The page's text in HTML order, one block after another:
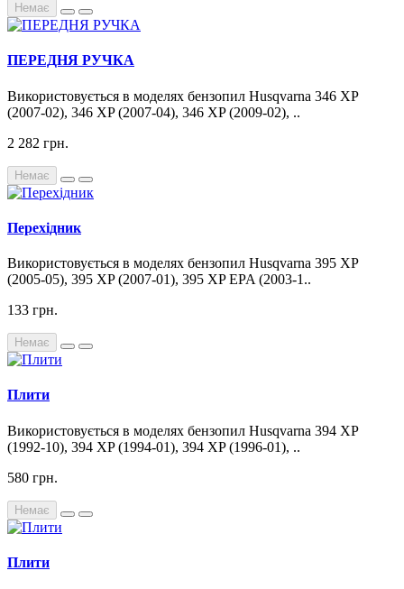
Немає
ПЕРЕДНЯ РУЧКА
Використовується в моделях бензопил Husqvarna 346 XP
(2007-02), 346 XP (2007-04), 346 XP (2009-02), ..
2 282 грн.
Немає
Перехідник
Використовується в моделях бензопил Husqvarna 395 XP
(2005-05), 395 XP (2007-01), 395 XP EPA (2003-1..
133 грн.
Немає
Плити
Використовується в моделях бензопил Husqvarna 394 XP
(1992-10), 394 XP (1994-01), 394 XP (1996-01), ..
580 грн.
Немає
Плити